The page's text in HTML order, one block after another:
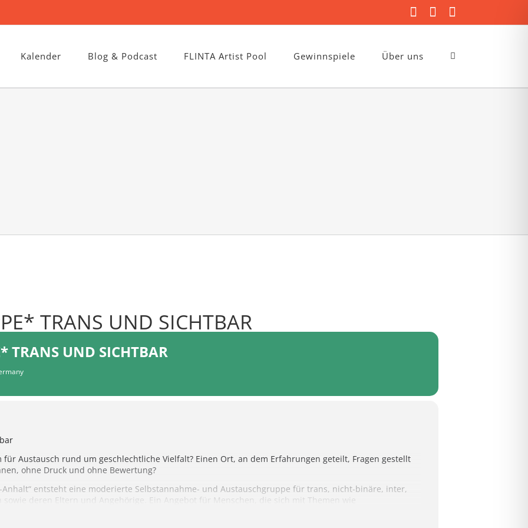
FacebookInstagram
Mail
Kalender Blog & Podcast FLINTA Artist Pool Gewinnspiele Über uns
TRANS UND SICHTBAR
TRANS UND SICHTBAR
für Austausch rund um geschlechtliche Vielfalt? Einen Ort, an dem Erfahrungen geteilt, Fragen gestellt
ohne Druck und ohne Bewertung?
entsteht eine moderierte Selbstannahme- und Austauschgruppe für trans, nicht-binäre, inter,
deren Eltern und Angehörige. Ein Angebot für Menschen, die sich mit Themen wie